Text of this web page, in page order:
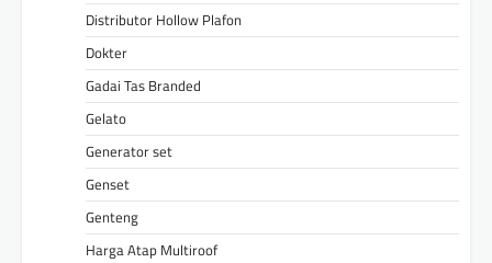
Distributor Hollow Plafon
Dokter
Gadai Tas Branded
Gelato
Generator set
Genset
Genteng
Harga Atap Multiroof